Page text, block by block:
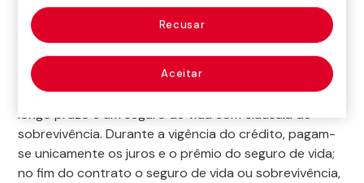
Expressão em inglês utilizada nos mercados
financeiros em países que contam com essa
modalidade de seguro para se referir ao produto
financeiro composto por um crédito hipotecário de
longo prazo e um seguro de vida com cláusula de
sobrevivência. Durante a vigência do crédito, pagam-
se unicamente os juros e o prêmio do seguro de vida;
no fim do contrato o seguro de vida ou sobrevivência,
Recusar
Aceitar